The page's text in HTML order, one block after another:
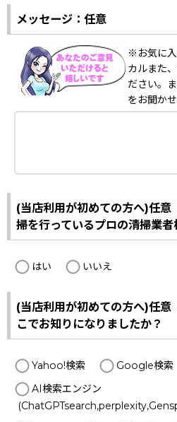
メッセージ：任意
※お気に
カルまた
ださい。
をお聞か
(当店利用が初めての方へ)任意
掃を行っているプロの清掃業者
はい いいえ
(当店利用が初めての方へ)任
こでお知りになりましたか？
Yahoo!検索 Google検索
AI検索エンジン